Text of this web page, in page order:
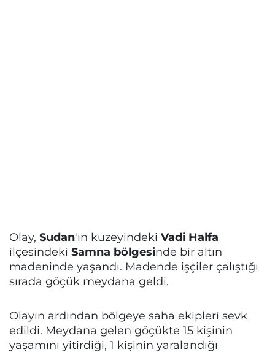
Olay, Sudan'ın kuzeyindeki Vadi Halfa
ilçesindeki Samna bölgesinde bir altın
madeninde yaşandı. Madende işçiler çalıştığı
sırada göçük meydana geldi.
Olayın ardından bölgeye saha ekipleri sevk
edildi. Meydana gelen göçükte 15 kişinin
yaşamını yitirdiği, 1 kişinin yaralandığı